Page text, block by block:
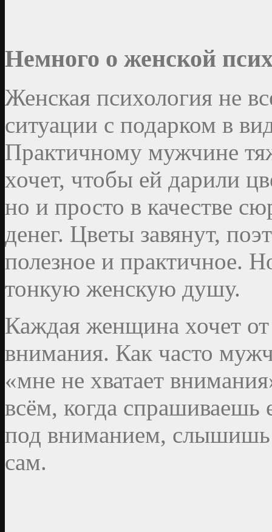
Немного о женской
Женская психология не
ситуации с подарком в
Практичному мужчине
хочет, чтобы ей дарили
но и просто в качестве
денег. Цветы завянут,
полезное и практичное.
тонкую женскую душу.
Каждая женщина хочет
внимания. Как часто
«мне не хватает
всём, когда спрашиваешь
под вниманием, слышишь
сам.